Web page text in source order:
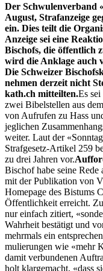
Der Schwu­len­ver­band
August, Strafanzeige
ein. Dies teilt die
Anzeige sei eine
Bischofs, die öffentlich
wird die Anklage auch
Die Schweiz­er
nehmen derzeit nicht
kath.ch mit­teil­ten.Es
zwei Bibel­stellen aus
von Aufrufen zu Hass
jeglichen
weit­er. Laut der
Strafge­setz-Artikel 259
zu drei Jahren vor.
Bischof habe seine
mit der Pub­lika­tion von
Home­page des Bis­tums
Öffentlichkeit erre­icht.
nur ein­fach zitiert,
Wahrheit bestätigt und
mehrmals ein
mulierun­gen wie «mehr
damit ver­bun­de­nen
holt klargemacht, «dass